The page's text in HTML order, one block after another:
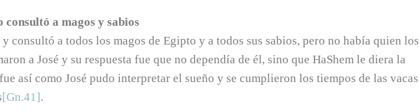
a magos y sabios
consultó a todos los magos de Egipto y a todos sus sabios, pero no había quien los
a José y su respuesta fue que no dependía de él, sino que HaShem le diera la
así como José pudo interpretar el sueño y se cumplieron los tiempos de las vacas
[Gn.41].